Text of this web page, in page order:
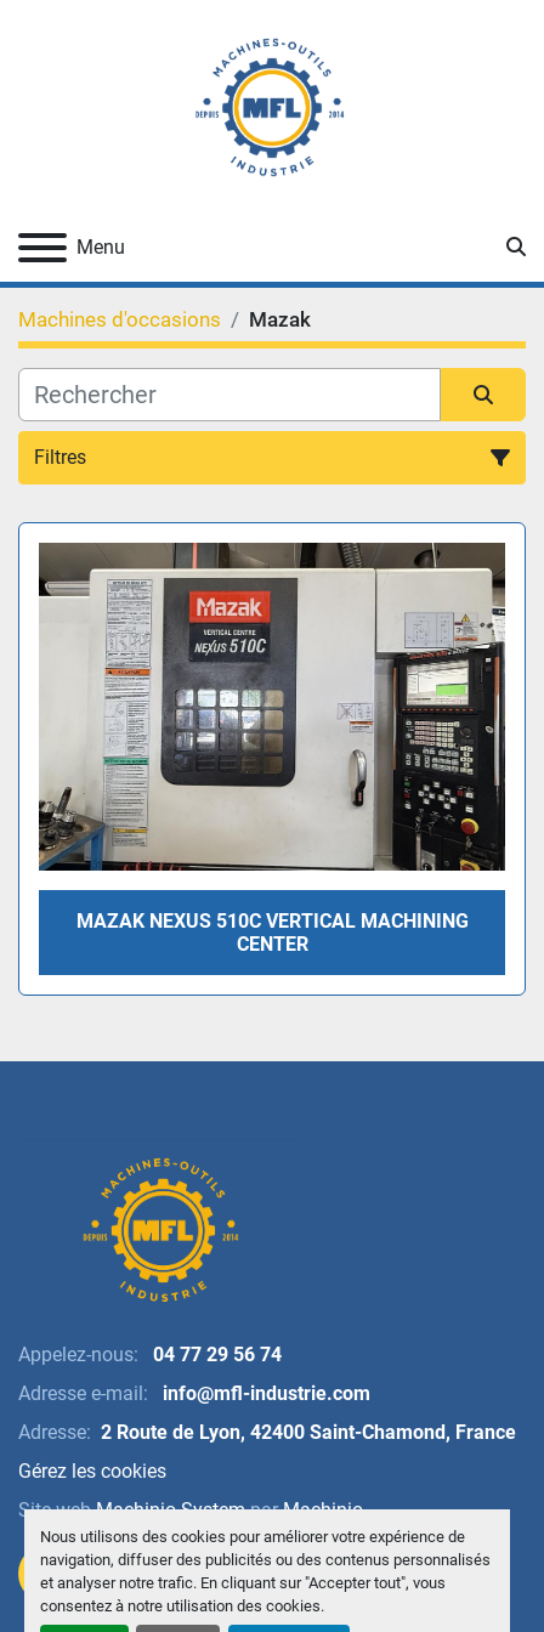
Nous utilisons des cookies pour améliorer votre expérience de
navigation, diffuser des publicités ou des contenus personnalisés
et analyser notre trafic. En cliquant sur "Accepter tout", vous
consentez à notre utilisation des cookies.
Menu
Machines d'occasions Mazak
Filtres
Toutes Categories
Trier par
MAZAK NEXUS 510C VERTICAL MACHINING
CENTER
Appelez-nous:
04 77 29 56 74
Adresse e-mail:
info@mfl-industrie.com
Adresse: 2 Route de Lyon, 42400 Saint-Chamond, France
Gérez les cookies
Site webMachinio SystemparMachinio